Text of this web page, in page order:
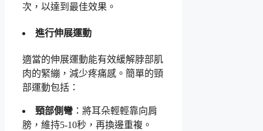
次，以達到最佳效果。
進行伸展運動
適當的伸展運動能有效緩解脖部肌
肉的緊繃，減少疼痛感。簡單的頸
部運動包括：
頸部側彎 ：將耳朵輕輕靠向肩
膀，維持5-10秒，再換邊重複。